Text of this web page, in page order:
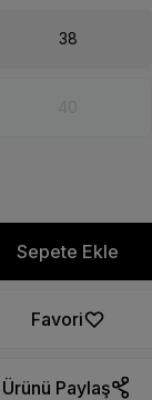
38
Sepete Ekle
Favori
Ürünü Paylaş